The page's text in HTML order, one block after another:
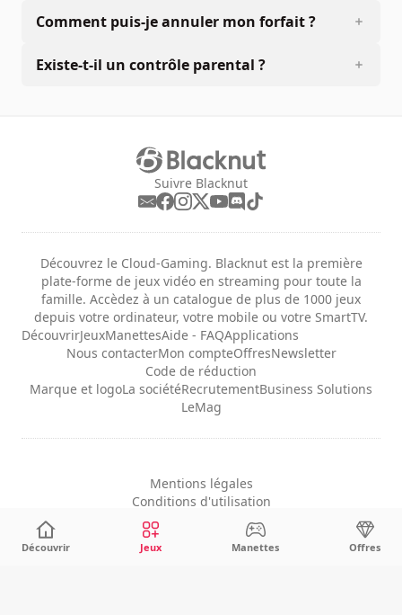
Comment puis-je annuler mon forfait ?
Existe-t-il un contrôle parental ?
Suivre Blacknut
Découvrez le Cloud-Gaming. Blacknut est la première
plate-forme de jeux vidéo en streaming pour toute la
famille. Accèdez à un catalogue de plus de 1000 jeux
depuis votre ordinateur, votre mobile ou votre SmartTV.
DécouvrirJeuxManettesAide - FAQApplications
Nous contacterMon compteOffresNewsletter
Code de réduction
Marque et logoLa sociétéRecrutementBusiness Solutions
LeMag
Mentions légales
Conditions d'utilisation
Confidentialité
Configuration des cookies
Découvrir Jeux Manettes Offres